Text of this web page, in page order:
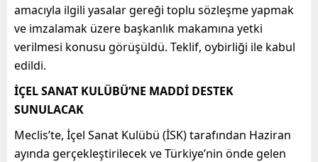
amacıyla ilgili yasalar gereği toplu sözleşme yapmak
ve imzalamak üzere başkanlık makamına yetki
verilmesi konusu görüşüldü. Teklif, oybirliği ile kabul
edildi.
İÇEL SANAT KULÜBÜ’NE MADDİ DESTEK
SUNULACAK
Meclis’te, İçel Sanat Kulübü (İSK) tarafından Haziran
ayında gerçekleştirilecek ve Türkiye’nin önde gelen